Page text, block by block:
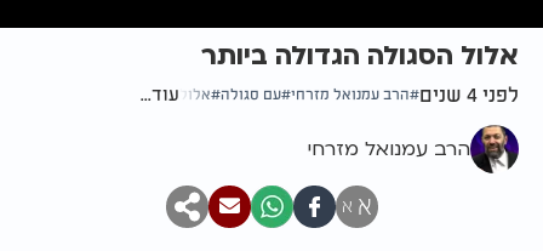
אלול הסגולה הגדולה ביותר
לפני 4 שנים הרב עמנואל מזרחי עם סגולה אלול עוד...
הרב עמנואל מזרחי
א א